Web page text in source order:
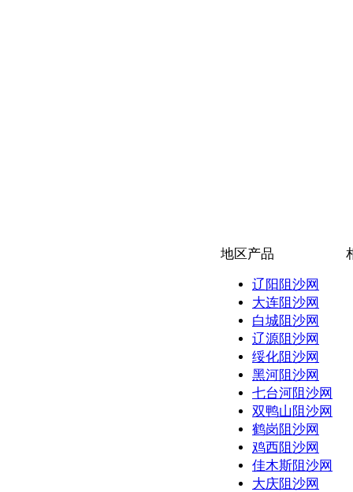
地区产品
辽阳阻沙网
大连阻沙网
白城阻沙网
辽源阻沙网
绥化阻沙网
黑河阻沙网
七台河阻沙网
双鸭山阻沙网
鹤岗阻沙网
鸡西阻沙网
佳木斯阻沙网
大庆阻沙网